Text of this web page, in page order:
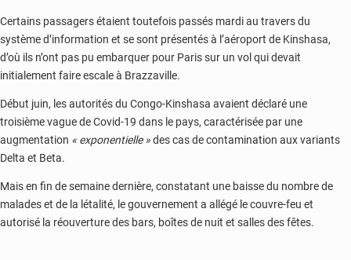
Certains passagers étaient toutefois passés mardi au travers du
système d’information et se sont présentés à l’aéroport de Kinshasa,
d’où ils n’ont pas pu embarquer pour Paris sur un vol qui devait
initialement faire escale à Brazzaville.
Début juin, les autorités du Congo-Kinshasa avaient déclaré une
troisième vague de Covid-19 dans le pays, caractérisée par une
augmentation « exponentielle »des cas de contamination aux variants
Delta et Beta.
Mais en fin de semaine dernière, constatant une baisse du nombre de
malades et de la létalité, le gouvernement a allégé le couvre-feu et
autorisé la réouverture des bars, boîtes de nuit et salles des fêtes.